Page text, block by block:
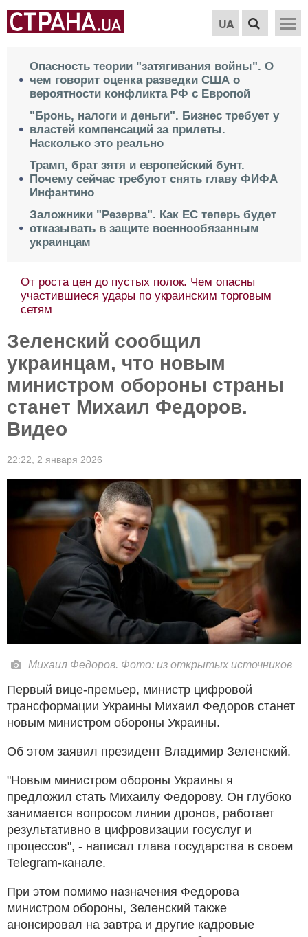
UA
Опасность теории "затягивания войны". О
чем говорит оценка разведки США о
вероятности конфликта РФ с Европой
"Бронь, налоги и деньги". Бизнес требует у
властей компенсаций за прилеты.
Насколько это реально
Трамп, брат зятя и европейский бунт.
Почему сейчас требуют снять главу ФИФА
Инфантино
Заложники "Резерва". Как ЕС теперь будет
отказывать в защите военнообязанным
украинцам
От роста цен до пустых полок. Чем опасны
участившиеся удары по украинским торговым
сетям
Зеленский сообщил
украинцам, что новым
министром обороны страны
станет Михаил Федоров.
Видео
22:22, 2 января 2026
Михаил Федоров. Фото: из открытых источников
Первый вице-премьер, министр цифровой
трансформации Украины Михаил Федоров станет
новым министром обороны Украины.
Об этом заявил президент Владимир Зеленский.
"Новым министром обороны Украины я
предложил стать Михаилу Федорову. Он глубоко
занимается вопросом линии дронов, работает
результативно в цифровизации госуслуг и
процессов", - написал глава государства в своем
Telegram-канале.
При этом помимо назначения Федорова
министром обороны, Зеленский также
анонсировал на завтра и другие кадровые